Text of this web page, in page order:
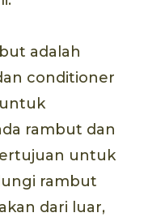
adalah
conditioner
rambut dan
untuk
rambut
dari luar,